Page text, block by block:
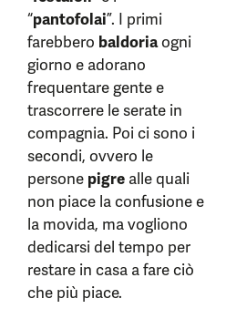
“pantofolai”. I primi
farebbero baldoriaogni
giorno e adorano
frequentare gente e
trascorrere le serate in
compagnia. Poi ci sono i
secondi, ovvero le
persone pigre alle quali
non piace la confusione e
la movida, ma vogliono
dedicarsi del tempo per
restare in casa a fare ciò
che più piace.